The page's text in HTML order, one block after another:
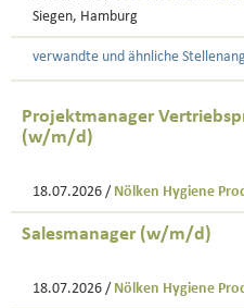
Siegen, Hamburg
verwandte und ähnliche
Projektmanager
(w/m/d)
18.07.2026 / Nölken Hygiene
Salesmanager (w/m/d)
18.07.2026 / Nölken Hygiene